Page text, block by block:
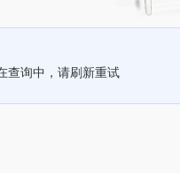
查询中，请刷新重试